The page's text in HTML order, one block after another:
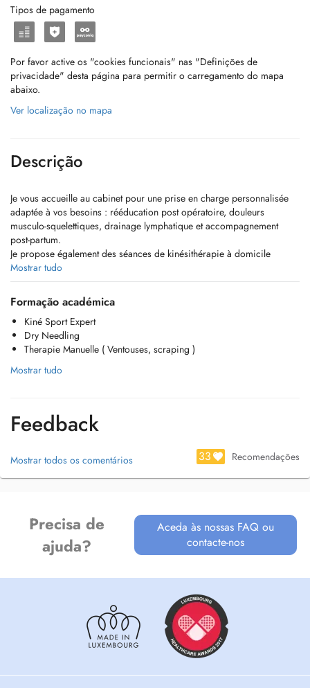
Tipos de pagamento
Por favor active os "cookies funcionais" nas "Definições de
privacidade" desta página para permitir o carregamento do mapa
abaixo.
Ver localização no mapa
Descrição
Je vous accueille au cabinet pour une prise en charge personnalisée
adaptée à vos besoins : rééducation post opératoire, douleurs
musculo-squelettiques, drainage lymphatique et accompagnement
post-partum.
Je propose également des séances de kinésithérapie à domicile
lorsque cela est nécessaire.
Mon objectif est de vous aider à retrouver mobilité, confort et bien-
être grâce à un suivi attentif et des soins adaptés.
Mostrar tudo
Formação académica
Kiné Sport Expert
Dry Needling
Therapie Manuelle ( Ventouses, scraping )
Mostrar tudo
Feedback
Mostrar todos os comentários 33 Recomendações
Precisa de
ajuda?
Aceda às nossas FAQ ou
contacte-nos